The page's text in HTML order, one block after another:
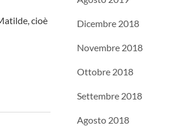
Dicembre 2018
Novembre 2018
Ottobre 2018
Settembre 2018
Agosto 2018